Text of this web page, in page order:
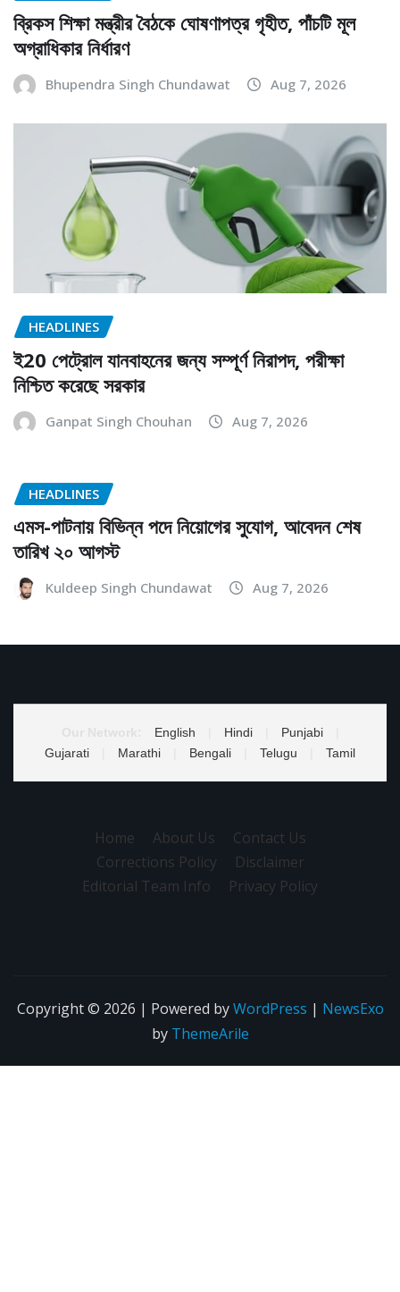
ব্রিকস শিক্ষা মন্ত্রীর বৈঠকে ঘোষণাপত্র গৃহীত, পাঁচটি মূল
অগ্রাধিকার নির্ধারণ
Bhupendra Singh Chundawat Aug 7, 2026
HEADLINES
ই20 পেট্রোল যানবাহনের জন্য সম্পূর্ণ নিরাপদ, পরীক্ষা
নিশ্চিত করেছে সরকার
Ganpat Singh Chouhan Aug 7, 2026
HEADLINES
এমস-পাটনায় বিভিন্ন পদে নিয়োগের সুযোগ, আবেদন শেষ
তারিখ ২০ আগস্ট
Kuldeep Singh Chundawat Aug 7, 2026
English Hindi Punjabi
Gujarati
Marathi Bengali Telugu Tamil
Home About Us
Contact Us
Corrections Policy
Disclaimer
Editorial Team Info
Privacy Policy
Copyright © 2026 | Powered byWordPress | NewsExo
by ThemeArile